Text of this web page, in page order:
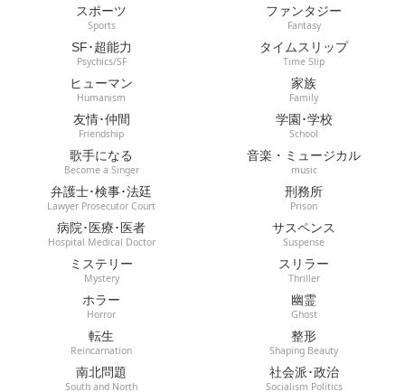
スポーツ
Sports
ファンタジー
Fantasy
SF･超能力
Psychics/SF
タイムスリップ
Time Slip
ヒューマン
Humanism
家族
Family
友情･仲間
Friendship
学園･学校
School
歌手になる
Become a Singer
音楽・ミュージカル
music
弁護士･検事･法廷
Lawyer Prosecutor Court
刑務所
Prison
病院･医療･医者
Hospital Medical Doctor
サスペンス
Suspense
ミステリー
Mystery
スリラー
Thriller
ホラー
Horror
幽霊
Ghost
転生
Reincarnation
整形
Shaping Beauty
南北問題
South and North
社会派･政治
Socialism Politics